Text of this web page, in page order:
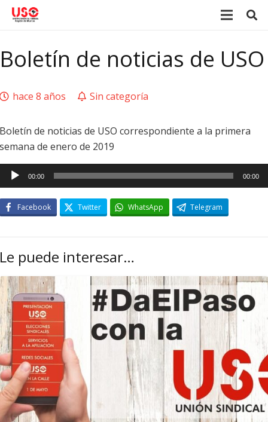
Boletín de noticias de USO
hace 8 años Sin categoría
Boletín de noticias de USO correspondiente a la primera
semana de enero de 2019
00:00 00:00
Facebook Twitter WhatsApp Telegram
Le puede interesar…